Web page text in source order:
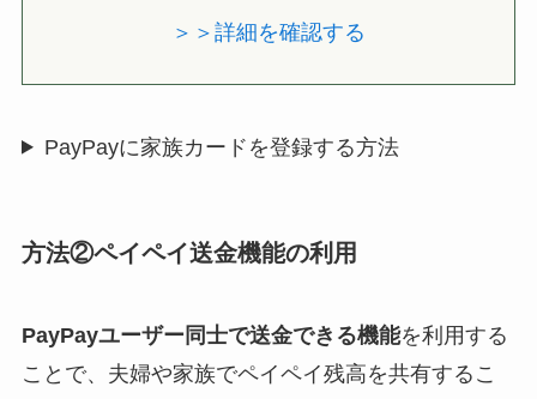
＞＞詳細を確認する
PayPayに家族カードを登録する方法
方法②ペイペイ送金機能の利用
PayPayユーザー同士で送金できる機能を利用する
ことで、夫婦や家族でペイペイ残高を共有するこ